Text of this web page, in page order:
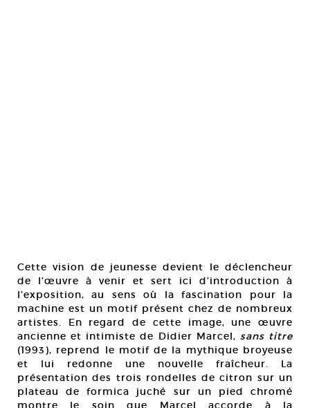
Cette vision de jeunesse devient le déclencheur
de l’œuvre à venir et sert ici d’introduction à
l’exposition, au sens où la fascination pour la
machine est un motif présent chez de nombreux
artistes. En regard de cette image, une œuvre
ancienne et intimiste de Didier Marcel, sans titre
(1993), reprend le motif de la mythique broyeuse
et lui redonne une nouvelle fraîcheur. La
présentation des trois rondelles de citron sur un
plateau de formica juché sur un pied chromé
montre le soin que Marcel accorde à la